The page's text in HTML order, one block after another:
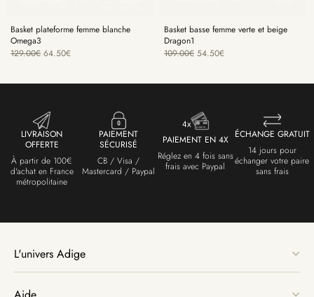
Basket plateforme femme blanche
Omega3
129.00€ 64.50€
Basket basse femme verte et beige
Dragon1
109.00€ 54.50€
LIVRAISON
OFFERTE
À partir de 100€
d'achat en France
métropolitaine
PAIEMENT
SÉCURISÉ
CB / Visa /
Mastercard / Paypal
PAIEMENT EN 4X
Réglez en 4 fois sans
frais avec Paypal
ÉCHANGE GRATUIT
14 jours pour
échanger votre paire
sans frais
L'univers Adige